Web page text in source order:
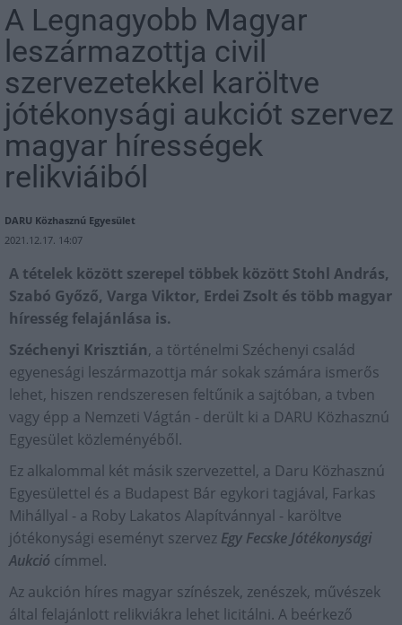
A Legnagyobb Magyar
leszármazottja civil
szervezetekkel karöltve
jótékonysági aukciót szervez
magyar hírességek
relikviáiból
DARU Közhasznú Egyesület
2021.12.17. 14:07
A tételek között szerepel többek között Stohl András,
Szabó Győző, Varga Viktor, Erdei Zsolt és több magyar
híresség felajánlása is.
Széchenyi Krisztián, a történelmi Széchenyi család
egyenesági leszármazottja már sokak számára ismerős
lehet, hiszen rendszeresen feltűnik a sajtóban, a tvben
vagy épp a Nemzeti Vágtán - derült ki a DARU Közhasznú
Egyesület közleményéből.
Ez alkalommal két másik szervezettel, a Daru Közhasznú
Egyesülettel és a Budapest Bár egykori tagjával, Farkas
Mihállyal - a Roby Lakatos Alapítvánnyal - karöltve
jótékonysági eseményt szervez Egy Fecske Jótékonysági
Aukció címmel.
Az aukción híres magyar színészek, zenészek, művészek
által felajánlott relikviákra lehet licitálni. A beérkező